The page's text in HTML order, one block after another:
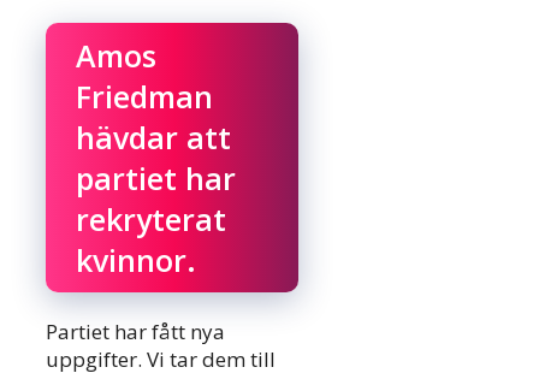
Amos
Friedman
hävdar att
partiet har
rekryterat
kvinnor.
Partiet har fått nya
uppgifter. Vi tar dem till